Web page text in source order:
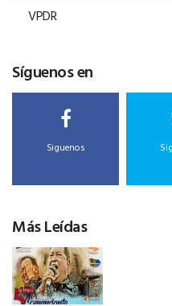
VPDR
Síguenos en
Siguenos
Más Leídas